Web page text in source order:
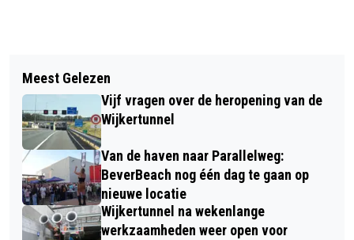
GEMEENTERAAD BEVERWIJK STELT
ONTWIKKELSTRATEGIE VOOR
SPOORZONE VAST
PERSOONLIJKE MUZIKALE
CABARETAVOND IN KENNEMER
THEATER MET ROSA DA SILVA
Meest Gelezen
Vijf vragen over de heropening van de
Wijkertunnel
Van de haven naar Parallelweg:
BeverBeach nog één dag te gaan op
nieuwe locatie
Wijkertunnel na wekenlange
werkzaamheden weer open voor